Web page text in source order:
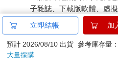
子雜誌、下載版軟體、虛
已拆封之個人衛生用品。
若非上列種類商品，均享有到
日）。
立即結帳 加
預計 2026/08/10 出貨 參考庫存量
大量採購